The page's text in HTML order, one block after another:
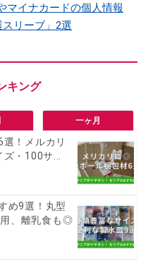
マイナカードの個人情報
リーブ」2選
一ヶ月
！メルカリ
・100サ...
め9選！丸型
、離乳食も◎